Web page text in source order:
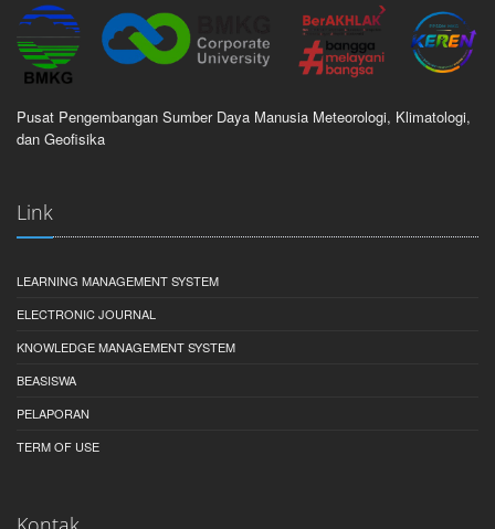
Pusat Pengembangan Sumber Daya Manusia Meteorologi, Klimatologi,
dan Geofisika
Link
LEARNING MANAGEMENT SYSTEM
ELECTRONIC JOURNAL
KNOWLEDGE MANAGEMENT SYSTEM
BEASISWA
PELAPORAN
TERM OF USE